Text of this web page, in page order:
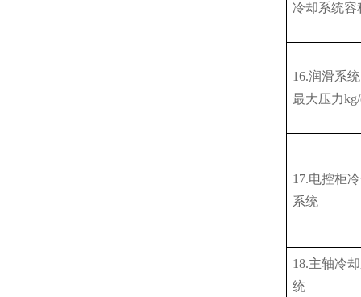
冷却系统容
16.润滑系统
最大压力
17.电控柜
系统
18.主轴冷
统